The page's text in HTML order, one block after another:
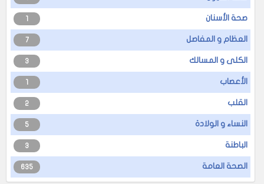
صحة الأسنان 1
العظام و المفاصل 7
الكلى و المسالك 3
الأعصاب 1
القلب 2
النساء و الولادة 5
الباطنة 3
الصحة العامة 635